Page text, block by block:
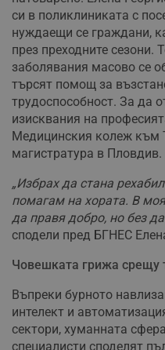
си в поликлиниката с
нуждаещи се граждани,
през преходните сезони.
заболявания масово се
търсят помощ за
трудоспособност. За да
изисквания на
Медицинския колеж към
магистратура в Пловдив.
„Избрах да стана
помагам на хората. В
да правя добро, но без
сподели пред БГНЕС
Човешката грижа срещу
Въпреки бурното
интелект и
сектори, хуманната
специалисти споделят